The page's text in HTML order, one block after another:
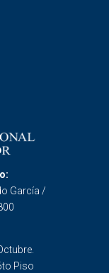
García /
Piso